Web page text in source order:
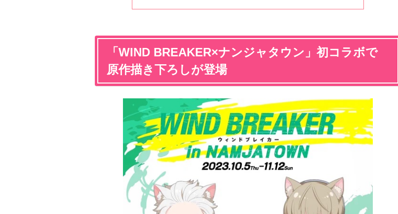
「WIND BREAKER×ナンジャタウン」初コラボで
原作描き下ろしが登場